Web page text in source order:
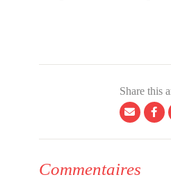
Share this
Commentaires